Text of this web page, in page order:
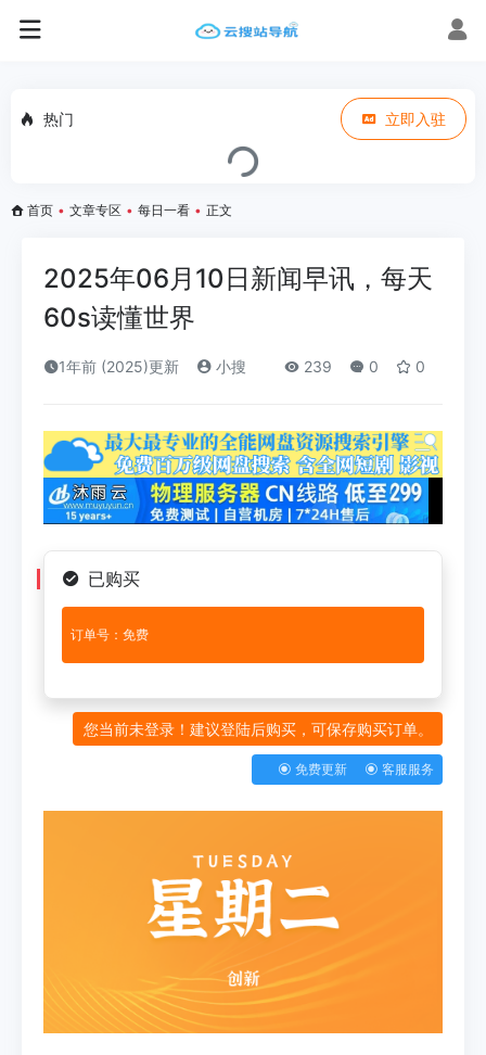
热门 立即入驻
首页 • 文章专区 • 每日一看 • 正文
2025年06月10日新闻早讯，每天
60s读懂世界
1年前 (2025)更新 小搜 239 0 0
已购买
订单号：免费
您当前未登录！建议登陆后购买，可保存购买订单。
免费更新 客服服务